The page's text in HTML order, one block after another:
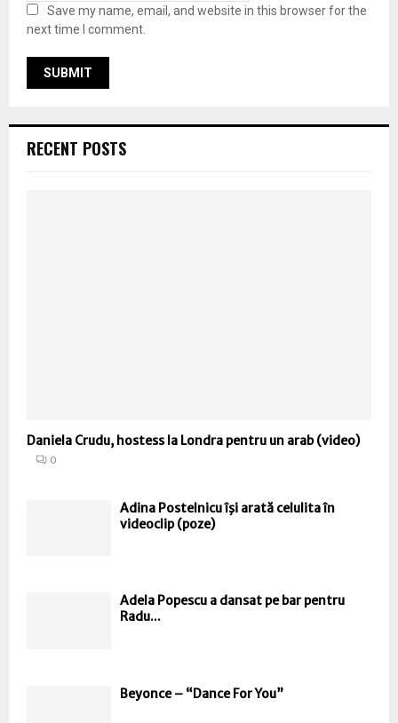
Save my name, email, and website in this browser for the
next time I comment.
RECENT POSTS
Daniela Crudu, hostess la Londra pentru un arab (video)
0
Adina Postelnicu îşi arată celulita în
videoclip (poze)
Adela Popescu a dansat pe bar pentru
Radu...
Beyonce – “Dance For You”